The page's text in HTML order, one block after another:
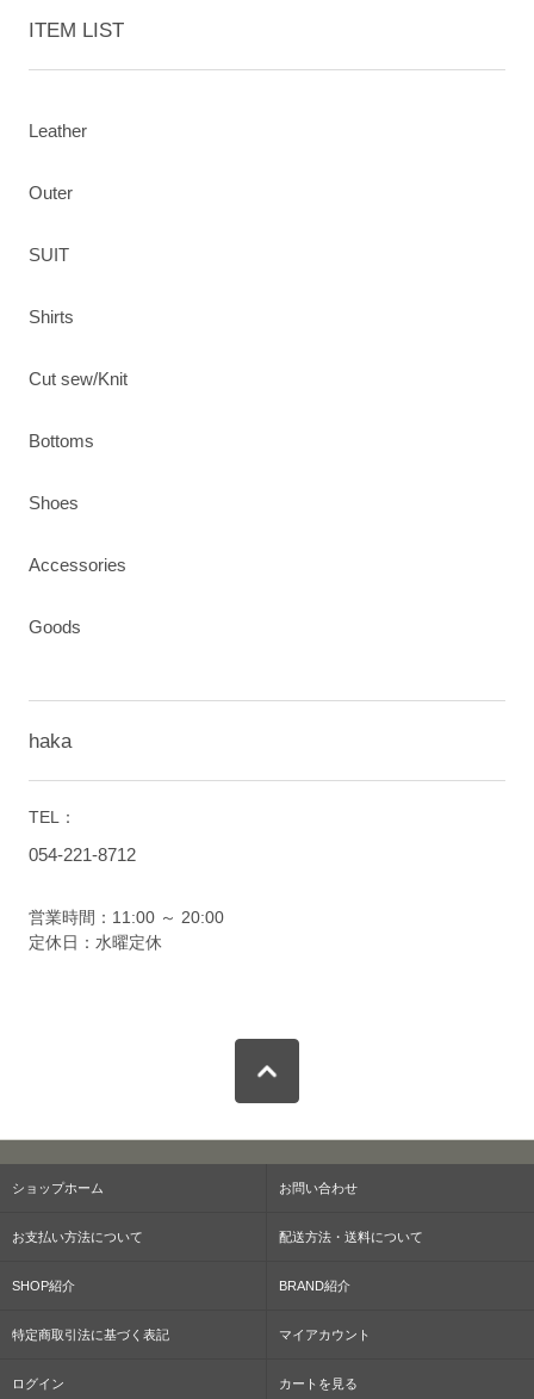
ITEM LIST
Leather
Outer
SUIT
Shirts
Cut sew/Knit
Bottoms
Shoes
Accessories
Goods
haka
TEL：
054-221-8712
営業時間：11:00 ～ 20:00
定休日：水曜定休
ショップホーム お問い合わせ
お支払い方法について 配送方法・送料について
SHOP紹介 BRAND紹介
特定商取引法に基づく表記 マイアカウント
ログイン カートを見る